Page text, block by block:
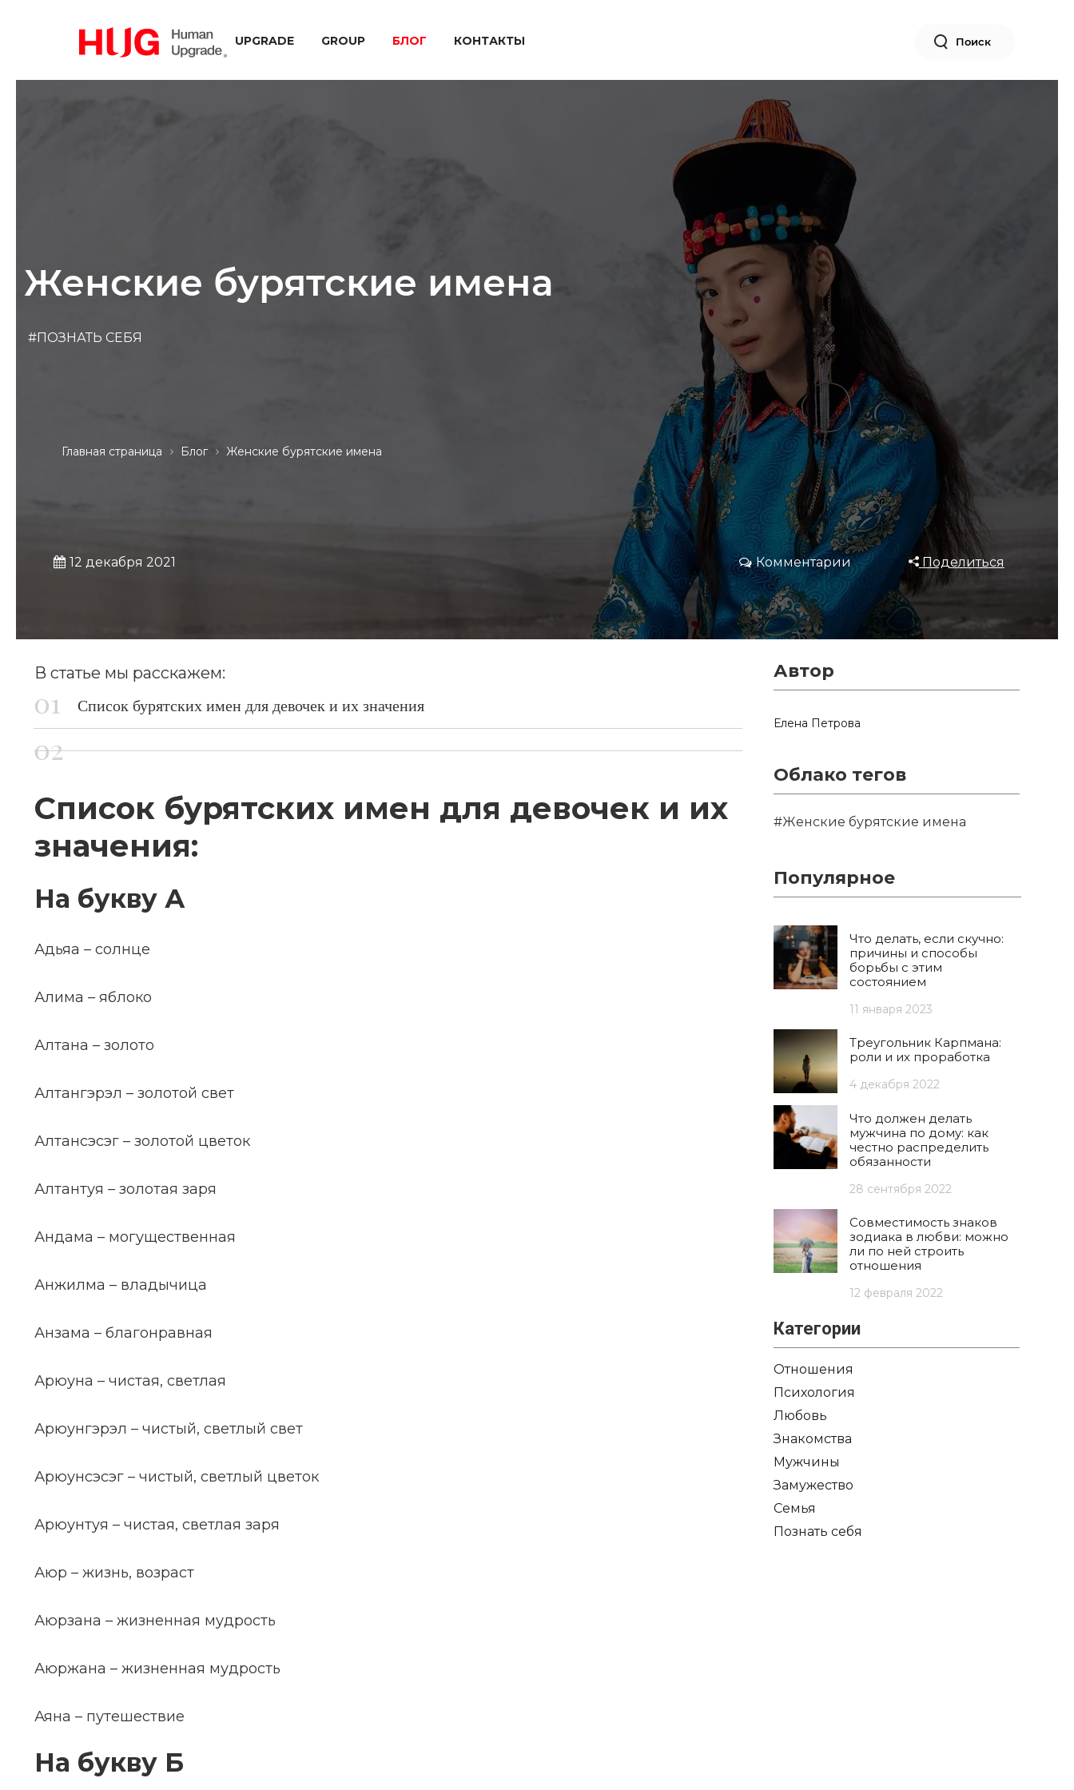
UPGRADE GROUP БЛОГ КОНТАКТЫ Поиск
Главная страница Блог Женские бурятские имена
Женские бурятские имена
#ПОЗНАТЬ СЕБЯ
12 декабря 2021 Комментарии Поделиться
В статье мы расскажем:
Список бурятских имен для девочек и их значения
Список бурятских имен для девочек и их
значения:
На букву А
Адьяа – солнце
Алима – яблоко
Алтана – золото
Алтангэрэл – золотой свет
Алтансэсэг – золотой цветок
Алтантуя – золотая заря
Андама – могущественная
Анжилма – владычица
Анзама – благонравная
Арюуна – чистая, светлая
Арюунгэрэл – чистый, светлый свет
Арюунсэсэг – чистый, светлый цветок
Арюунтуя – чистая, светлая заря
Аюр – жизнь, возраст
Аюрзана – жизненная мудрость
Аюржана – жизненная мудрость
Аяна – путешествие
На букву Б
Автор
Елена Петрова
Облако тегов
#Женские бурятские имена
Популярное
Что делать, если скучно:
причины и способы
борьбы с этим
состоянием
11 января 2023
Треугольник Карпмана:
роли и их проработка
4 декабря 2022
Что должен делать
мужчина по дому: как
честно распределить
обязанности
28 сентября 2022
Совместимость знаков
зодиака в любви: можно
ли по ней строить
отношения
12 февраля 2022
Категории
Отношения
Психология
Любовь
Знакомства
Мужчины
Замужество
Семья
Познать себя